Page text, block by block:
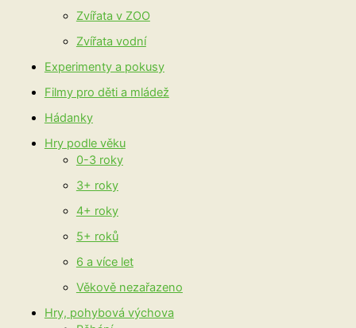
Zvířata v ZOO
Zvířata vodní
Experimenty a pokusy
Filmy pro děti a mládež
Hádanky
Hry podle věku
0-3 roky
3+ roky
4+ roky
5+ roků
6 a více let
Věkově nezařazeno
Hry, pohybová výchova